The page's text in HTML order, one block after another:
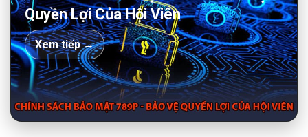
Quyền Lợi Của Hội Viên
Xem tiếp →